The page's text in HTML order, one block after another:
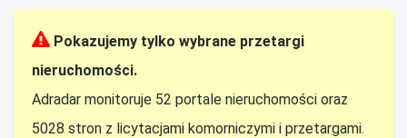
Pokazujemy tylko wybrane przetargi
nieruchomości.
Adradar monitoruje 52 portale nieruchomości oraz
5028 stron z licytacjami komorniczymi i przetargami.